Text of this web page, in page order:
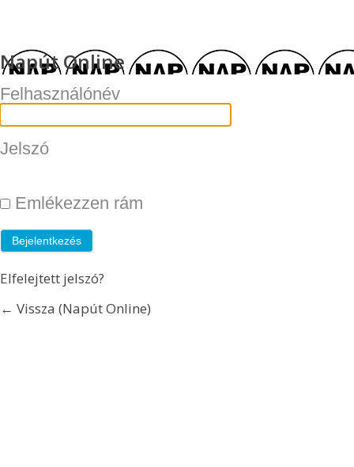
Napút Online
Felhasználónév
Jelszó
Emlékezzen rám
Elfelejtett jelszó?
← Vissza (Napút Online)